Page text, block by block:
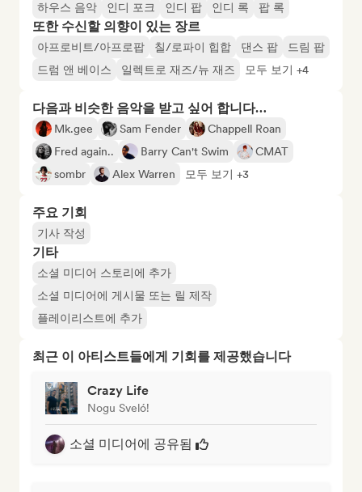
하우스 음악
인디 포크 인디 팝 인디 록 팝 록
또한 수신할 의향이 있는 장르
아프로비트/아프로팝 칠/로파이 힙합 댄스 팝
드림 팝
드럼 앤 베이스
일렉트로 재즈/뉴 재즈 모두 보기 +4
다음과 비슷한 음악을 받고 싶어 합니다…
Mk.gee Sam Fender
Chappell Roan
Fred again..
Barry Can't Swim
CMAT
sombr
Alex Warren 모두 보기 +3
주요 기회
기사 작성
기타
소셜 미디어 스토리에 추가
소셜 미디어에 게시물 또는 릴 제작
플레이리스트에 추가
최근 이 아티스트들에게 기회를 제공했습니다
Crazy Life
Nogu Sveló!
소셜 미디어에 공유됨